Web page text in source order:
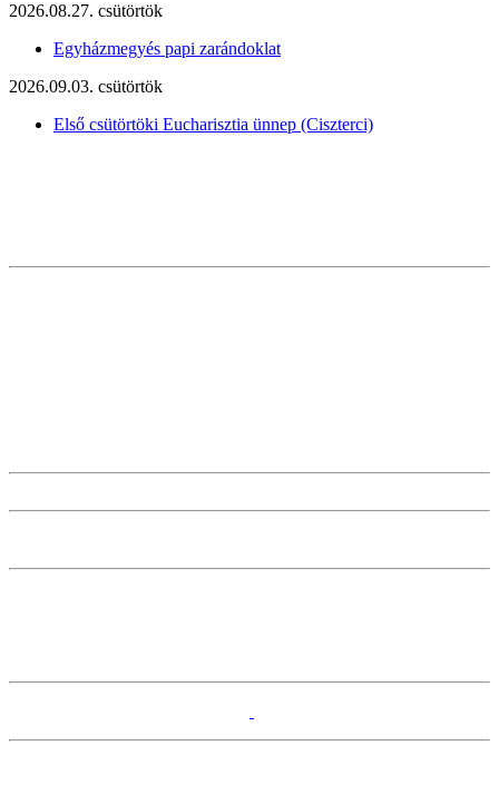
2026.08.27. csütörtök
Egyházmegyés papi zarándoklat
2026.09.03. csütörtök
Első csütörtöki Eucharisztia ünnep (Ciszterci)